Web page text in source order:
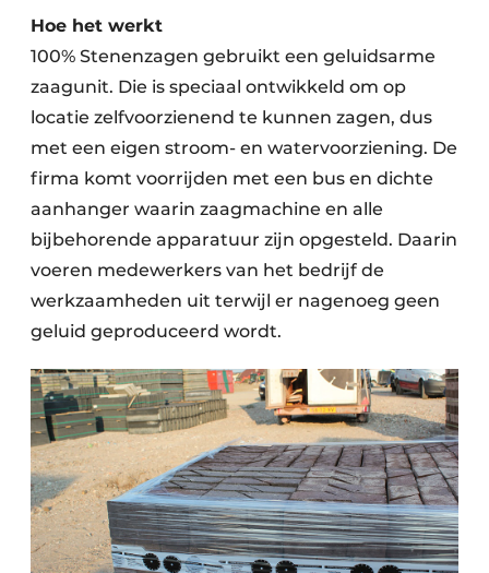
Hoe het werkt
100% Stenenzagen gebruikt een geluidsarme
zaagunit. Die is speciaal ontwikkeld om op
locatie zelfvoorzienend te kunnen zagen, dus
met een eigen stroom- en watervoorziening. De
firma komt voorrijden met een bus en dichte
aanhanger waarin zaagmachine en alle
bijbehorende apparatuur zijn opgesteld. Daarin
voeren medewerkers van het bedrijf de
werkzaamheden uit terwijl er nagenoeg geen
geluid geproduceerd wordt.